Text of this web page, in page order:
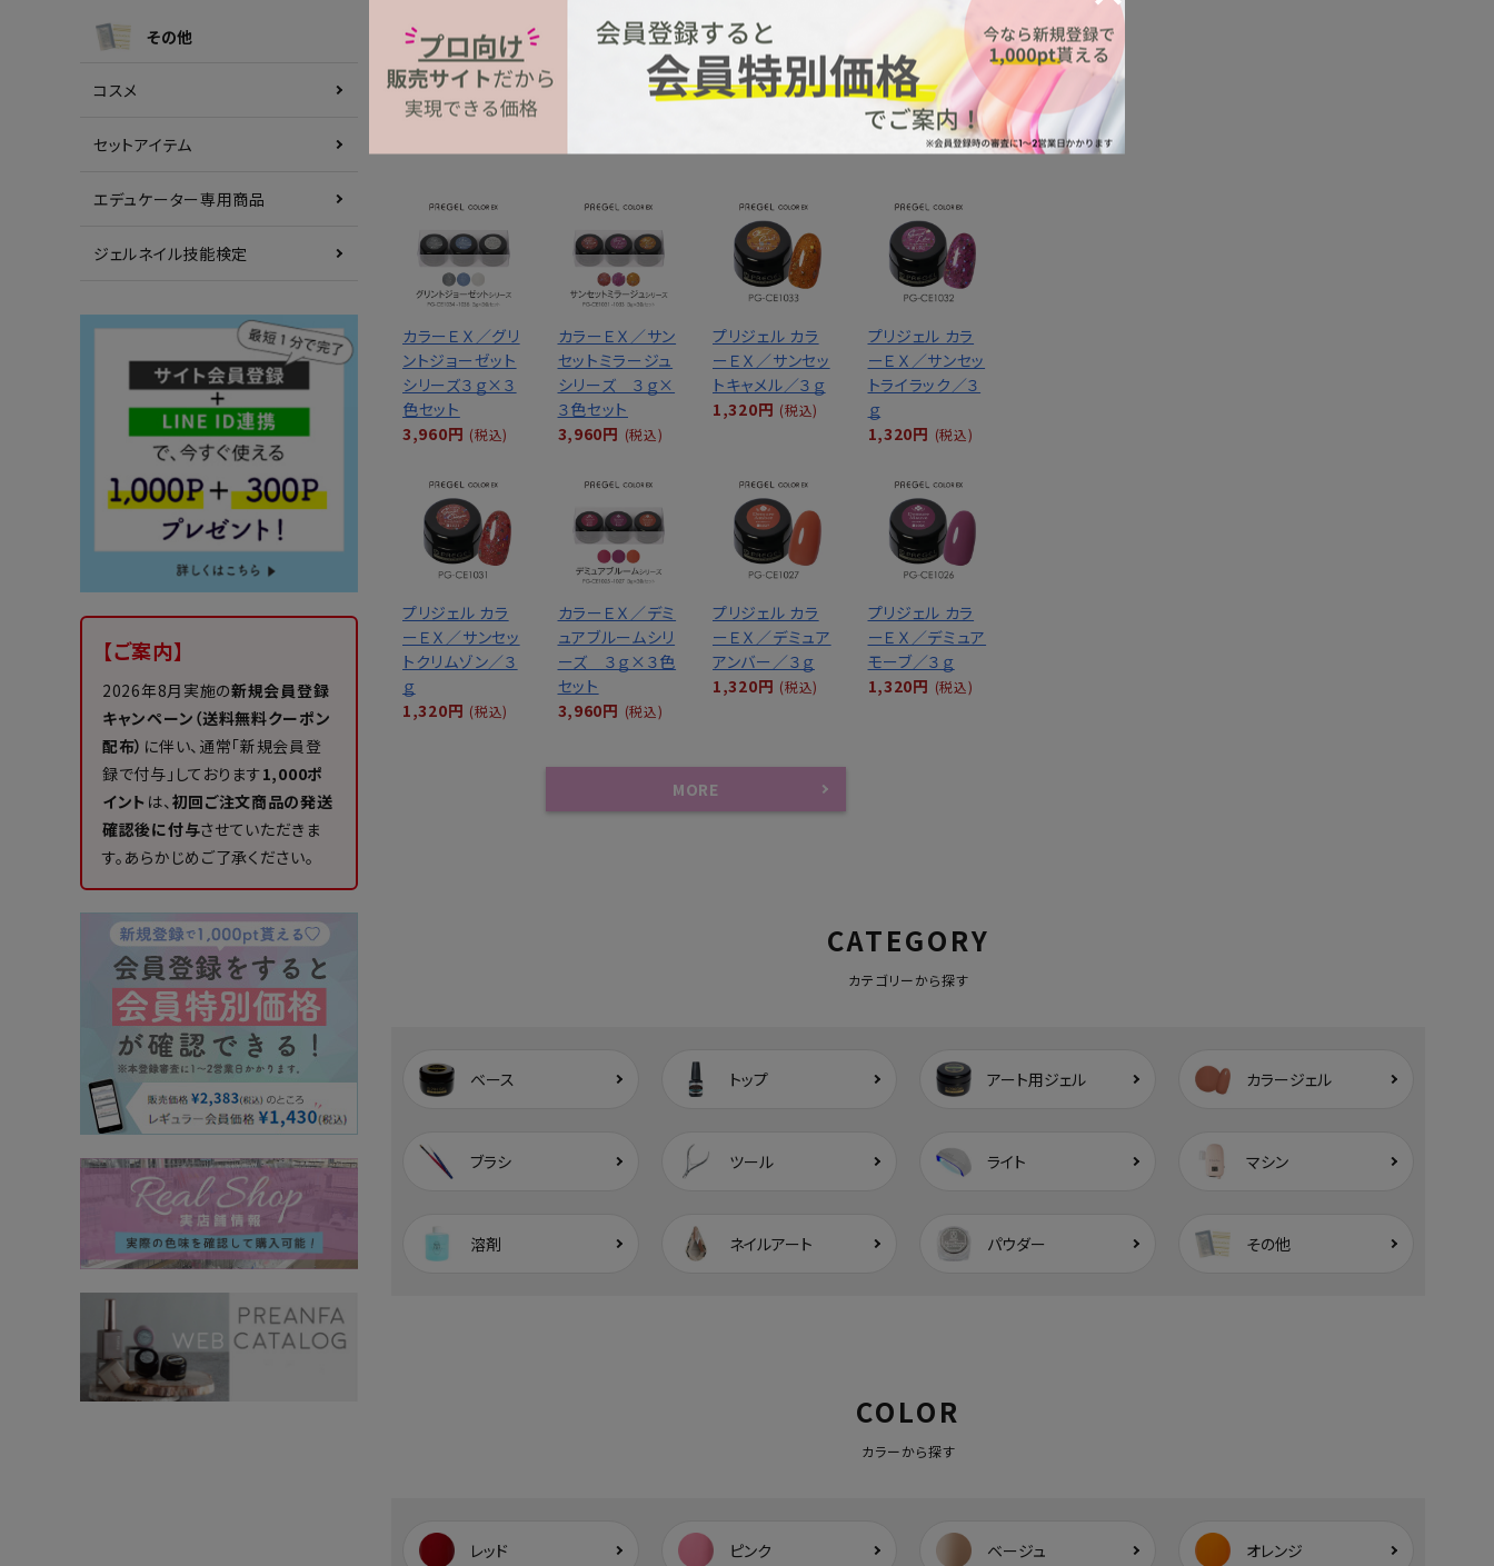
その他
コスメ
セットアイテム
エデュケーター専用商品
ジェルネイル技能検定
【ご案内】
2026年8月実施の新規会員登録
キャンペーン（送料無料クーポン
配布） に伴い、通常「新規会員登
録で付与」しております1,000ポ
イント は、初回ご注文商品の発送
確認後に付与させていただきま
す。あらかじめご了承ください。
NEW ITEM
カラーＥＸ／グリ
ントジョーゼット
シリーズ３ｇ×３
色セット
3,960円 (税込)
カラーＥＸ／サン
セットミラージュ
シリーズ ３ｇ×
３色セット
3,960円 (税込)
プリジェル カラ
ーＥＸ／サンセッ
トキャメル／３ｇ
1,320円 (税込)
プリジェル カラ
ーＥＸ／サンセッ
トライラック／３
ｇ
1,320円 (税込)
プリジェル カラ
ーＥＸ／サンセッ
トクリムゾン／３
ｇ
1,320円 (税込)
カラーＥＸ／デミ
ュアブルームシリ
ーズ ３ｇ×３色
セット
3,960円 (税込)
プリジェル カラ
ーＥＸ／デミュア
アンバー／３ｇ
1,320円 (税込)
プリジェル カラ
ーＥＸ／デミュア
モーブ／３ｇ
1,320円 (税込)
MORE
CATEGORY
カテゴリーから探す
ベース トップ アート用ジェル カラージェル
ブラシ ツール ライト マシン
溶剤 ネイルアート パウダー その他
COLOR
カラーから探す
レッド ピンク ベージュ オレンジ